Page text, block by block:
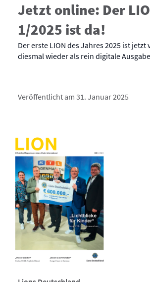
Jetzt online: Der
1/2025 ist da!
Der erste LION des Jahres 2025 ist jetzt
diesmal wieder als rein digitale
Veröffentlicht am 31. Januar 2025